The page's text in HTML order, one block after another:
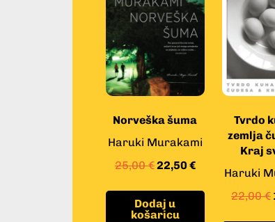
Norveška šuma
Haruki Murakami
25,00€22,50 €
Dodaj u
košaricu
Tvrdo
zemlja
Kraj
Haruki
22,00€